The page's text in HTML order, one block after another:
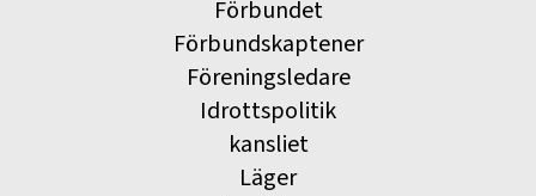
Förbundet
Förbundskaptener
Föreningsledare
Idrottspolitik
kansliet
Läger